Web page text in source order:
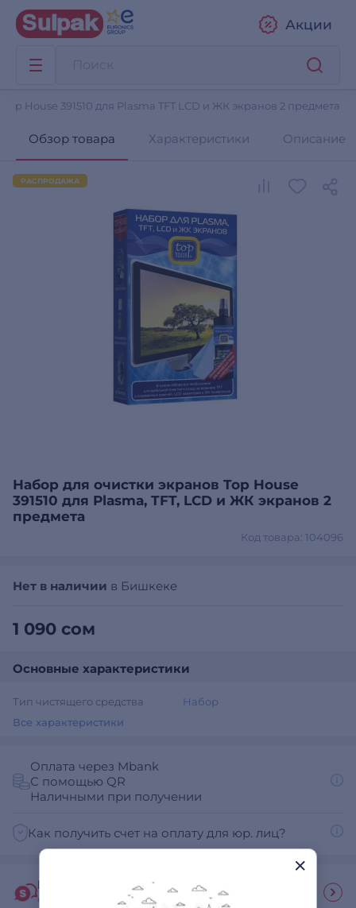
Акции
House 391510 для Plasma TFT LCD и ЖК экранов 2 предмета
Обзор товара Характеристики Описание
Набор для очистки экранов Top House
391510 для Plasma, TFT, LCD и ЖК экранов 2
предмета
Код товара: 104096
РАСПРОДАЖА
Нет в наличии в Бишкеке
1 090 сом
Основные характеристики
Тип чистящего средства
Набор
Все характеристики
Оплата через Mbank
С помощью QR
Наличными при получении
Как получить счет на оплату для юр. лиц?
Гид покупателя
Ответы на часто задаваемые вопросы